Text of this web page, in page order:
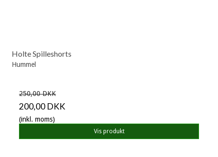
Holte Spilleshorts
Hummel
250,00 DKK
200,00 DKK
(inkl. moms)
Vis produkt